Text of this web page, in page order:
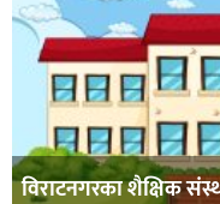
विराटनगरका शैक्षिक